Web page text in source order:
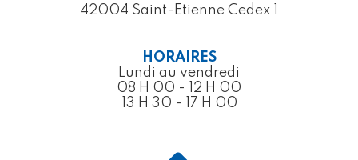
42004 Saint-Etienne Cedex 1
HORAIRES
Lundi au vendredi
08 H 00 - 12 H 00
13 H 30 - 17 H 00